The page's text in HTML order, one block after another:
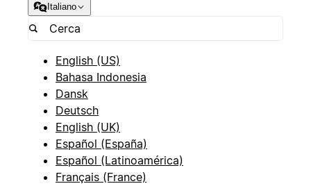
Italiano
English (US)
Bahasa Indonesia
Dansk
Deutsch
English (UK)
Español (España)
Español (Latinoamérica)
Français (France)